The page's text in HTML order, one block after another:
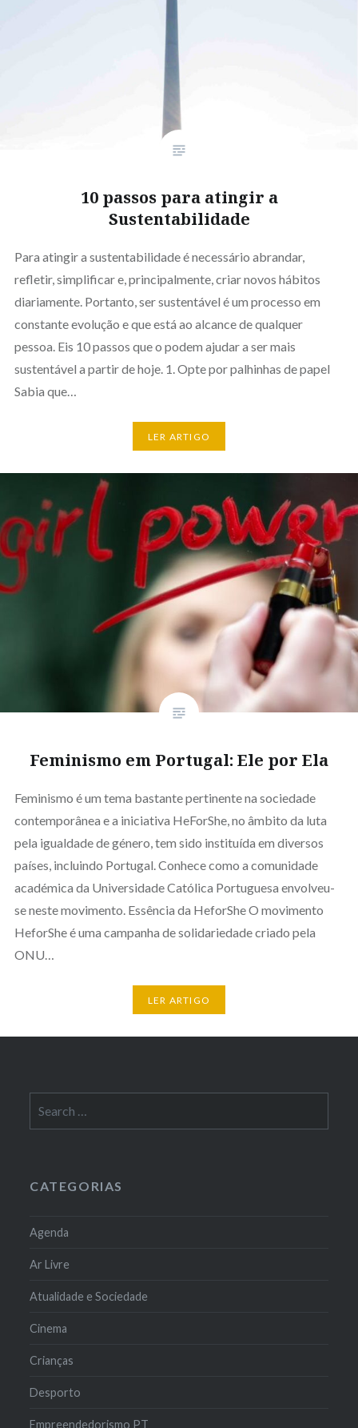
10 passos para atingir a
Sustentabilidade
Para atingir a sustentabilidade é necessário abrandar,
refletir, simplificar e, principalmente, criar novos hábitos
diariamente. Portanto, ser sustentável é um processo em
constante evolução e que está ao alcance de qualquer
pessoa. Eis 10 passos que o podem ajudar a ser mais
sustentável a partir de hoje. 1. Opte por palhinhas de papel
Sabia que…
LER ARTIGO
Feminismo em Portugal: Ele por Ela
Feminismo é um tema bastante pertinente na sociedade
contemporânea e a iniciativa HeForShe, no âmbito da luta
pela igualdade de género, tem sido instituída em diversos
países, incluindo Portugal. Conhece como a comunidade
académica da Universidade Católica Portuguesa envolveu-
se neste movimento. Essência da HeforShe O movimento
HeforShe é uma campanha de solidariedade criado pela
ONU…
LER ARTIGO
for:
CATEGORIAS
Agenda
Ar Livre
Atualidade e Sociedade
Cinema
Crianças
Desporto
Empreendedorismo PT